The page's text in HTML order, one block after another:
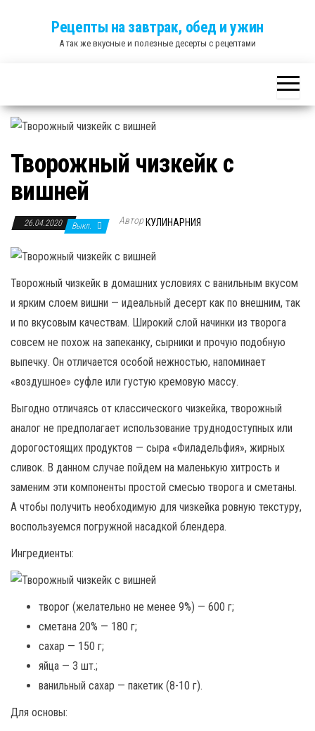
Рецепты на завтрак, обед и ужин
А так же вкусные и полезные десерты с рецептами
Творожный чизкейк с
вишней
26.04.2020 Выкл. Автор КУЛИНАРНИЯ
Творожный чизкейк в домашних условиях с ванильным вкусом
и ярким слоем вишни — идеальный десерт как по внешним, так
и по вкусовым качествам. Широкий слой начинки из творога
совсем не похож на запеканку, сырники и прочую подобную
выпечку. Он отличается особой нежностью, напоминает
«воздушное» суфле или густую кремовую массу.
Выгодно отличаясь от классического чизкейка, творожный
аналог не предполагает использование труднодоступных или
дорогостоящих продуктов — сыра «Филадельфия», жирных
сливок. В данном случае пойдем на маленькую хитрость и
заменим эти компоненты простой смесью творога и сметаны.
А чтобы получить необходимую для чизкейка ровную текстуру,
воспользуемся погружной насадкой блендера.
Ингредиенты:
творог (желательно не менее 9%) — 600 г;
сметана 20% — 180 г;
сахар — 150 г;
яйца — 3 шт.;
ванильный сахар — пакетик (8-10 г).
Для основы: